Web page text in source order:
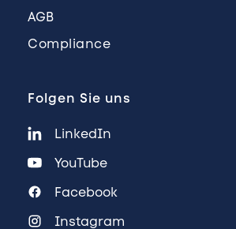
AGB
Compliance
Folgen Sie uns
LinkedIn
YouTube
Facebook
Instagram